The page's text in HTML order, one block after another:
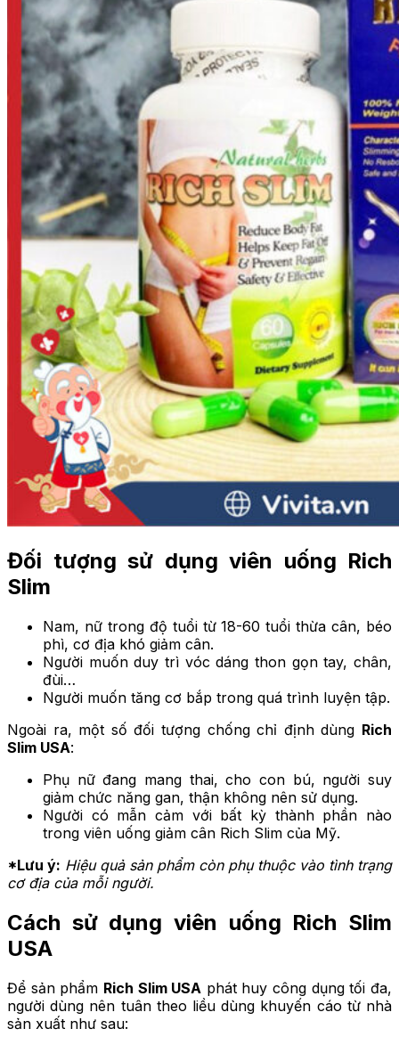
Đối tượng sử dụng viên uống Rich
Slim
Nam, nữ trong độ tuổi từ 18-60 tuổi thừa cân, béo
phì, cơ địa khó giảm cân.
Người muốn duy trì vóc dáng thon gọn tay, chân,
đùi…
Người muốn tăng cơ bắp trong quá trình luyện tập.
Ngoài ra, một số đối tượng chống chỉ định dùng Rich
Slim USA:
Phụ nữ đang mang thai, cho con bú, người suy
giảm chức năng gan, thận không nên sử dụng.
Người có mẫn cảm với bất kỳ thành phần nào
trong viên uống giảm cân Rich Slim của Mỹ.
*Lưu ý: Hiệu quả sản phẩm còn phụ thuộc vào tình trạng
cơ địa của mỗi người.
Cách sử dụng viên uống Rich Slim
USA
Để sản phẩm Rich Slim USA phát huy công dụng tối đa,
người dùng nên tuân theo liều dùng khuyến cáo từ nhà
sản xuất như sau: